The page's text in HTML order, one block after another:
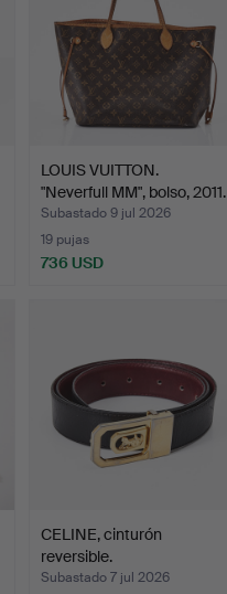
LOUIS VUITTON.
"Neverfull MM", bolso, 2011.
Subastado 9 jul 2026
19 pujas
736 USD
CELINE, cinturón
reversible.
Subastado 7 jul 2026